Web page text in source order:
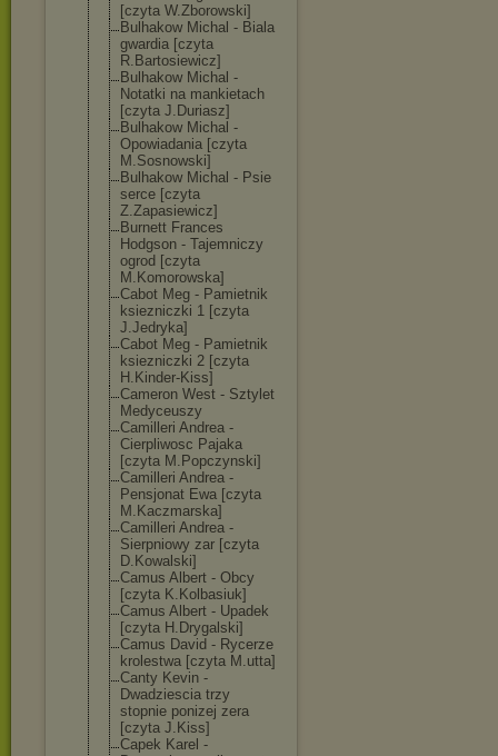
[czyta W.Zborowski]
Bulhakow Michal - Biala
gwardia [czyta
R.Bartosiewicz]
Bulhakow Michal -
Notatki na mankietach
[czyta J.Duriasz]
Bulhakow Michal -
Opowiadania [czyta
M.Sosnowski]
Bulhakow Michal - Psie
serce [czyta
Z.Zapasiewicz]
Burnett Frances
Hodgson - Tajemniczy
ogrod [czyta
M.Komorowska]
Cabot Meg - Pamietnik
ksiezniczki 1 [czyta
J.Jedryka]
Cabot Meg - Pamietnik
ksiezniczki 2 [czyta
H.Kinder-Kiss]
Cameron West - Sztylet
Medyceuszy
Camilleri Andrea -
Cierpliwosc Pajaka
[czyta M.Popczynski]
Camilleri Andrea -
Pensjonat Ewa [czyta
M.Kaczmarska]
Camilleri Andrea -
Sierpniowy zar [czyta
D.Kowalski]
Camus Albert - Obcy
[czyta K.Kolbasiuk]
Camus Albert - Upadek
[czyta H.Drygalski]
Camus David - Rycerze
krolestwa [czyta M.utta]
Canty Kevin -
Dwadziescia trzy
stopnie ponizej zera
[czyta J.Kiss]
Capek Karel -